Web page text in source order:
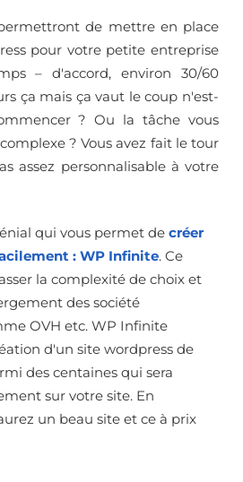
de mettre en place
pour votre petite entreprise
– d'accord, environ 30/60
ça mais ça vaut le coup n'est-
? Ou la tâche vous
? Vous avez fait le tour
assez personnalisable à votre
qui vous permet de créer
: WP Infinite. Ce
la complexité de choix et
des société
OVH etc. WP Infinite
d'un site wordpress de
des centaines qui sera
sur votre site. En
un beau site et ce à prix